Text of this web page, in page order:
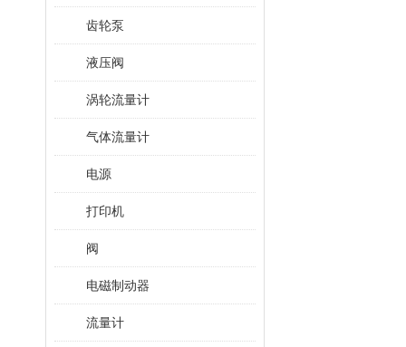
齿轮泵
液压阀
涡轮流量计
气体流量计
电源
打印机
阀
电磁制动器
流量计